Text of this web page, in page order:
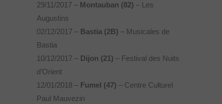
29/11/2017 – Montauban (82) – Les
Augustins
02/12/2017 – Bastia (2B) – Musicales de
Bastia
10/12/2017 – Dijon (21) – Festival des Nuits
d’Orient
12/01/2018 – Fumel (47) – Centre Culturel
Paul Mauvezin